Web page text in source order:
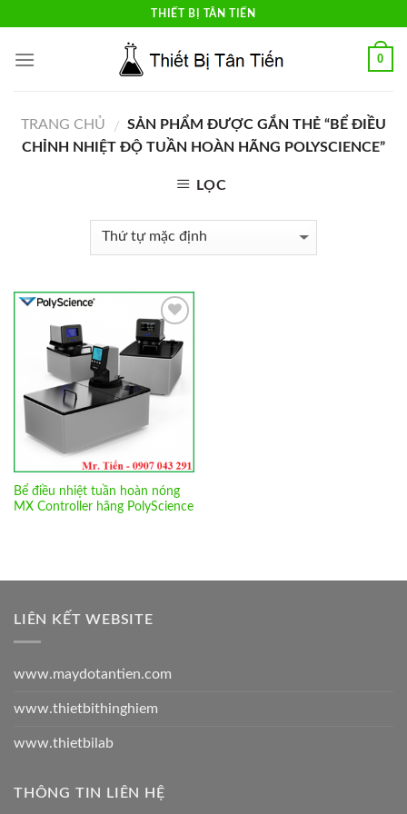
content
THIẾT BỊ TÂN TIẾN
0
TRANG CHỦ / SẢN PHẨM ĐƯỢC GẮN THẺ “BỂ ĐIỀU
CHỈNH NHIỆT ĐỘ TUẦN HOÀN HÃNG POLYSCIENCE”
LỌC
Add to
Wishlist
Bể điều nhiệt tuần hoàn nóng
MX Controller hãng PolyScience
LIÊN KẾT WEBSITE
www.maydotantien.com
www.thietbithinghiem
www.thietbilab
THÔNG TIN LIÊN HỆ